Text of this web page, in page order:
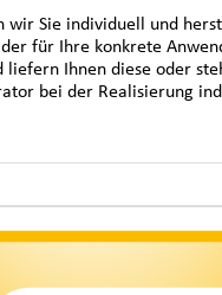
wir Sie individuell und
für Ihre konkrete
liefern Ihnen diese oder
bei der Realisierung